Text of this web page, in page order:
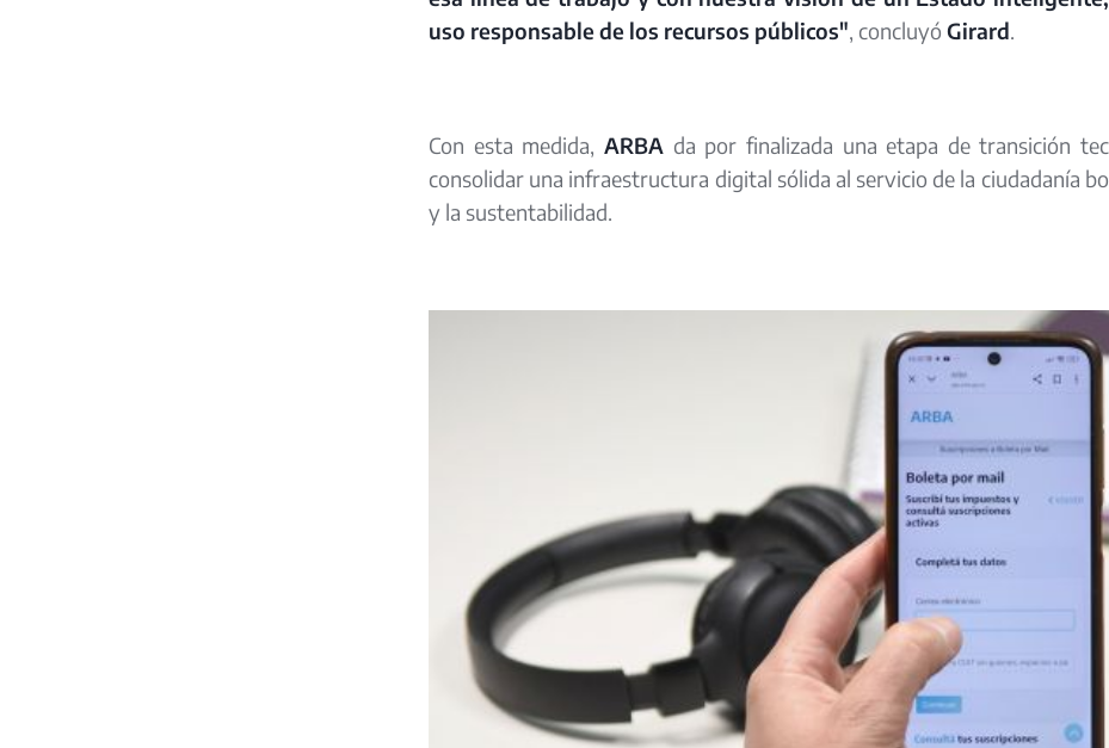
uso responsable de los recursos públicos", concluyó Girard.
Con esta medida, ARBA da por finalizada una etapa de transición
consolidar una infraestructura digital sólida al servicio de la ciudadanía
y la sustentabilidad.